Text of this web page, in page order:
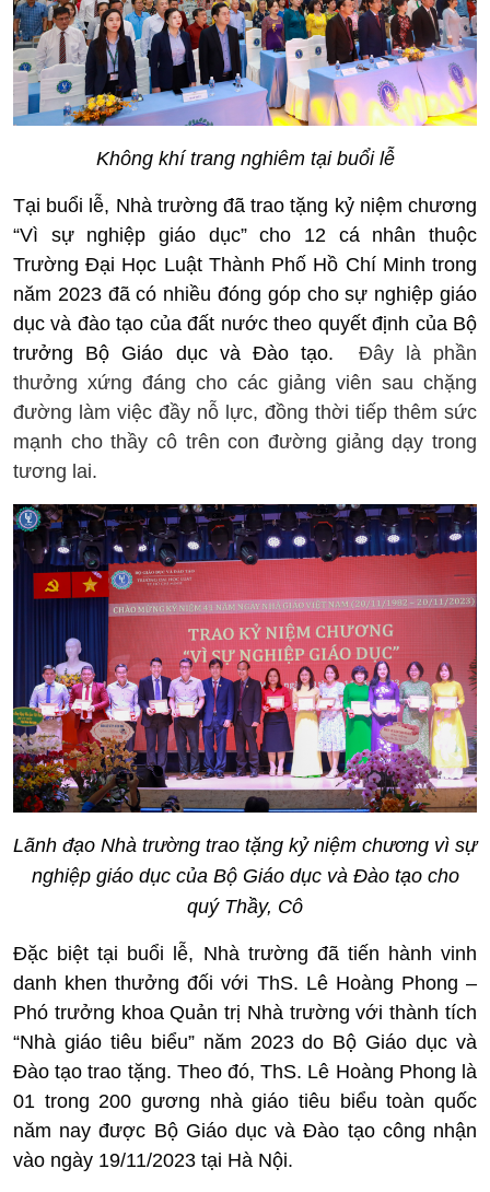
Không khí trang nghiêm tại buổi lễ
Tại buổi lễ, Nhà trường đã trao tặng kỷ niệm chương
“Vì sự nghiệp giáo dục” cho 12 cá nhân thuộc
Trường Đại Học Luật Thành Phố Hồ Chí Minh trong
năm 2023 đã có nhiều đóng góp cho sự nghiệp giáo
dục và đào tạo của đất nước theo quyết định của Bộ
trưởng Bộ Giáo dục và Đào tạo.
Đây là phần
thưởng xứng đáng cho các giảng viên sau chặng
đường làm việc đầy nỗ lực, đồng thời tiếp thêm sức
mạnh cho thầy cô trên con đường giảng dạy trong
tương lai.
Lãnh đạo Nhà trường trao tặng kỷ niệm chương vì sự
nghiệp giáo dục của Bộ Giáo dục và Đào tạo cho
quý Thầy, Cô
Đặc biệt tại buổi lễ, Nhà trường đã tiến hành vinh
danh khen thưởng đối với ThS. Lê Hoàng Phong –
Phó trưởng khoa Quản trị Nhà trường với thành tích
“Nhà giáo tiêu biểu” năm 2023 do Bộ Giáo dục và
Đào tạo trao tặng. Theo đó, ThS. Lê Hoàng Phong là
01 trong 200 gương nhà giáo tiêu biểu toàn quốc
năm nay được Bộ Giáo dục và Đào tạo công nhận
vào ngày 19/11/2023 tại Hà Nội.